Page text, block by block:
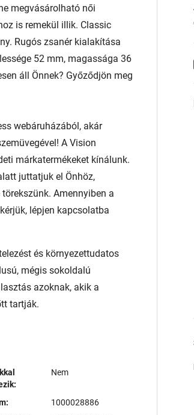
megvásárolható női
is remekül illik. Classic
Rugós zsanér kialakítása
52 mm, magassága 36
áll Önnek? Győződjön meg
webáruházából, akár
A Vision
márkatermékeket kínálunk.
juttatjuk el Önhöz,
Amennyiben a
lépjen kapcsolatba
és környezettudatos
mégis sokoldalú
azoknak, akik a
tartják.
Nem
1000028886